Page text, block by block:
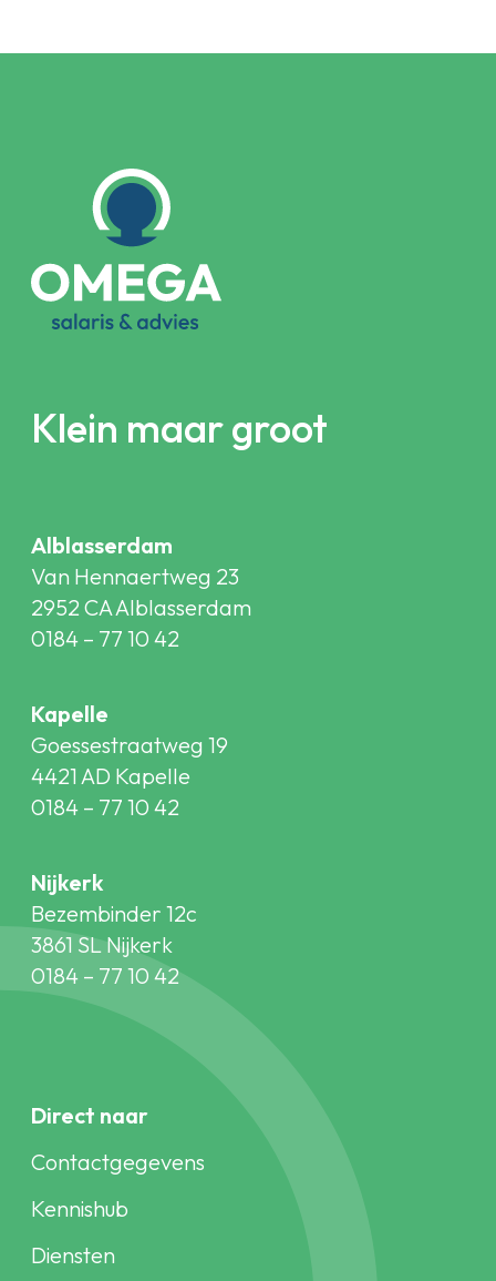
Klein maar groot
Alblasserdam
Van Hennaertweg 23
2952 CA Alblasserdam
0184 – 77 10 42
Kapelle
Goessestraatweg 19
4421 AD Kapelle
0184 – 77 10 42
Nijkerk
Bezembinder 12c
3861 SL Nijkerk
0184 – 77 10 42
Direct naar
Contactgegevens
Kennishub
Diensten